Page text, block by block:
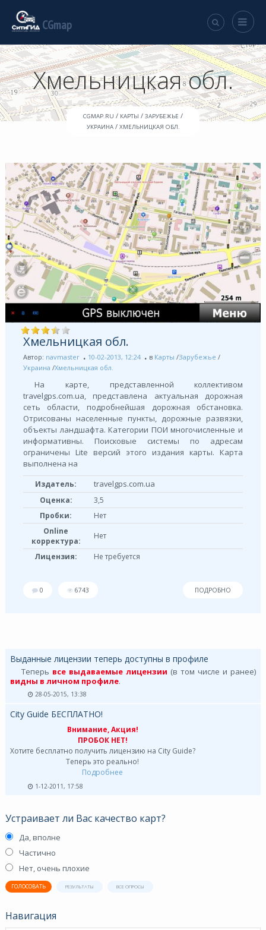
CGmap
Хмельницкая обл.
CGMAP.RU / КАРТЫ / ЗАРУБЕЖЬЕ /
УКРАИНА/ ХМЕЛЬНИЦКАЯ ОБЛ.
Хмельницкая обл.
Автор: navmaster 10-02-2013, 12:24 в Карты /Зарубежье /
Украина /Хмельницкая обл.
На карте, представленной коллективом
travelgps.com.ua, представлена актуальная дорожная
сеть области, подробнейшая дорожная обстановка.
Отрисованы населенные пункты, дорожные развязки,
объекты ландшафта. Категории ПОИ многочисленные и
информативны. Поисковые системы по адресам
ограничены Lite версий этого издания карты. Карта
выполнена на
Издатель: travelgps.com.ua
Оценка:
3,5
Пробки:
Нет
Online
корректура:
Нет
Лицензия: Не требуется
0 6743 ПОДРОБНО
Выданные лицензии теперь доступны в профиле
Теперь все выдаваемые лицензии (в том числе и ранее)
видны в личном профиле.
28-05-2015, 13:38
City Guide БЕСПЛАТНО!
Внимание, Акция!
ПРОБОК НЕТ!
Хотите бесплатно получить лицензию на City Guide?
Теперь это реально!
Подробнее
1-12-2011, 17:58
Устраивает ли Вас качество карт?
Да, вполне
Частично
Нет, очень плохие
ГОЛОСОВАТЬ РЕЗУЛЬТАТЫ ВСЕ ОПРОСЫ
Навигация